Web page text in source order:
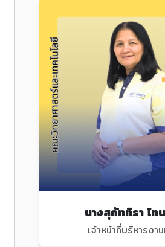
นางสุภัททิรา โท
เจ้าหน้าที่บริหารงา